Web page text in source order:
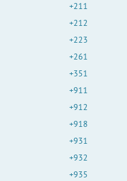
+211
+212
+223
+261
+351
+911
+912
+918
+931
+932
+935